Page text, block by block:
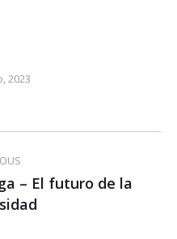
2023
– El futuro de la